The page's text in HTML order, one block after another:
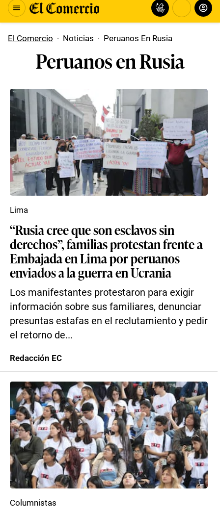
El Comercio · Noticias · Peruanos En Rusia
Peruanos en Rusia
“Rusia cree que son esclavos sin
derechos”, familias protestan frente a
Embajada en Lima por peruanos
enviados a la guerra en Ucrania
Los manifestantes protestaron para exigir
información sobre sus familiares, denunciar
presuntas estafas en el reclutamiento y pedir
el retorno de...
Lima
Redacción EC
Columnistas